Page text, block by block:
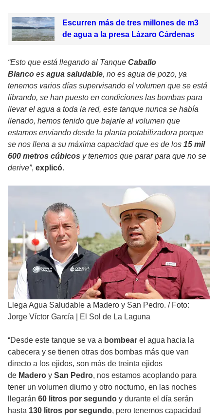
Escurren más de tres millones de m3
de agua a la presa Lázaro Cárdenas
“Esto que está llegando al Tanque Caballo
Blanco es agua saludable, no es agua de pozo, ya
tenemos varios días supervisando el volumen que se está
librando, se han puesto en condiciones las bombas para
llevar el agua a toda la red, este tanque nunca se había
llenado, hemos tenido que bajarle al volumen que
estamos enviando desde la planta potabilizadora porque
se nos llena a su máxima capacidad que es de los 15 mil
600 metros cúbicos y tenemos que parar para que no se
derive”, explicó.
Llega Agua Saludable a Madero y San Pedro. / Foto:
Jorge Víctor García | El Sol de La Laguna
“Desde este tanque se va a bombear el agua hacia la
cabecera y se tienen otras dos bombas más que van
directo a los ejidos, son más de treinta ejidos
de Madero y San Pedro, nos estamos acoplando para
tener un volumen diurno y otro nocturno, en las noches
llegarán 60 litros por segundo y durante el día serán
hasta 130 litros por segundo, pero tenemos capacidad